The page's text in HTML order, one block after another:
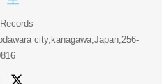
city,kanagawa,Japan,256-